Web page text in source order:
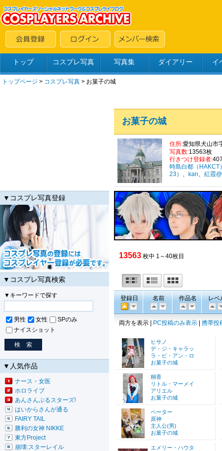
トップ コスプレ写真 写真集 ダイアリー イ
トップページ > コスプレ写真 > お菓子の城
▼コスプレ写真登録
▼コスプレ写真検索
▼キーワードで探す
男性 女性
SPのみ
ナイスショット
▼人気作品
ナース・女医
ホロライブ
あんさんぶるスターズ!
はいからさんが通る
FAIRY TAIL
勝利の女神 NIKKE
東方Project
崩壊:スターレイル
お菓子の城
住所:愛知県犬山市
写真数:13563枚
行きつけ登録者:
時島白都（HAKCT
23） 、 kan、 紅霞
13563 枚中 1～40枚目
登録日 名前 作品名 レベ
両方を表示 | PC投稿のみ表示 携帯投
ヒサノ
デ・ジ・キャラッ
ラ・ビ・アン・ロ
お菓子の城
桐香
リトル・マーメイ
アリエル
お菓子の城
ペーター
原神
主人公(男)
お菓子の城
エメリー・ハウタ